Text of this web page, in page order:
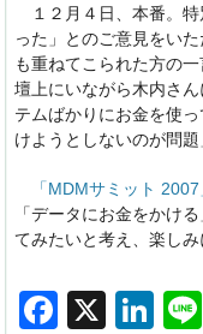
１２月４日、本番。特
った」とのご意見をい
も重ねてこられた方の
壇上にいながら木内さ
テムばかりにお金を使
けようとしないのが問
「MDMサミット
「データにお金をかけ
てみたいと考え、楽しみ
F
X
Li